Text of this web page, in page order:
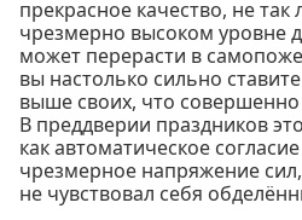
прекрасное качество, не
чрезмерно высоком уровне
может перерасти в
вы настолько сильно
выше своих, что совершенно
В преддверии праздников
как автоматическое
чрезмерное напряжение
не чувствовал себя